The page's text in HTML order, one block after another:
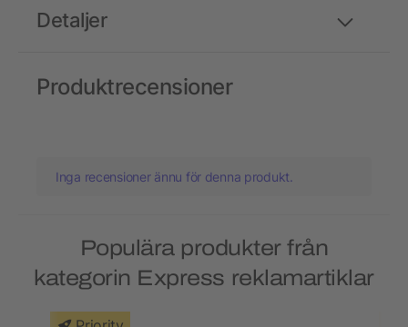
Detaljer
Produktrecensioner
Inga recensioner ännu för denna produkt.
Populära produkter från
kategorin Express reklamartiklar